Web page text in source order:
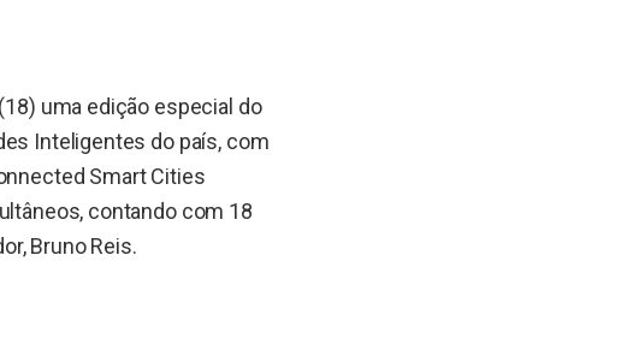
uma edição especial do
Inteligentes do país, com
Smart Cities
contando com 18
Bruno Reis.